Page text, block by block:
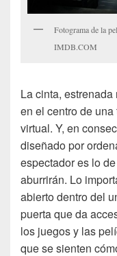
Fotograma de la
IMDB.COM
La cinta,
en el centro de
virtual. Y, en
diseñado por
espectador es lo
aburrirán. Lo
abierto dentro del
puerta que da
los juegos y las
que se sienten